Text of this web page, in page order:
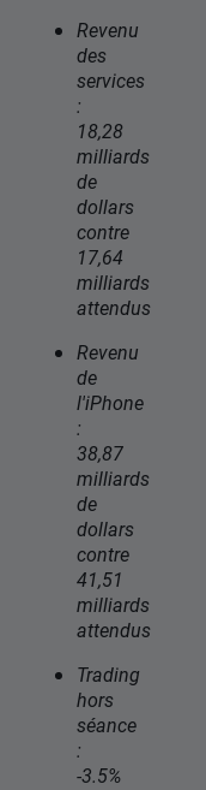
Revenu
des
services
:
18,28
milliards
de
dollars
contre
17,64
milliards
attendus
Revenu
de
l'iPhone
:
38,87
milliards
de
dollars
contre
41,51
milliards
attendus
Trading
hors
séance
:
-3.5%